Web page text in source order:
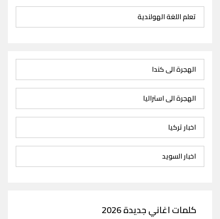
تعلم اللغة الهولندية
الهجرة الى كندا
الهجرة الى استراليا
اخبار تركيا
اخبار السويد
كلمات اغاني جديدة 2026